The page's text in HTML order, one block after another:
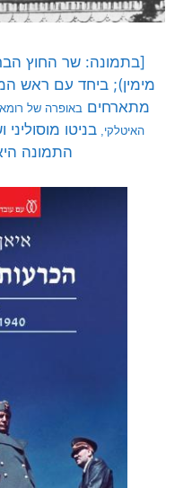
[בתמונה: שר החוץ
מימין); ביחד עם ראש
מתארחים
האיטלקי, בניטו
התמונה